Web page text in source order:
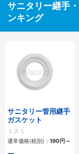
サニタリー継手
ンキング
サニタリー管用継手
ガスケット
ミスミ
通常価格(税別)： 190円 ～